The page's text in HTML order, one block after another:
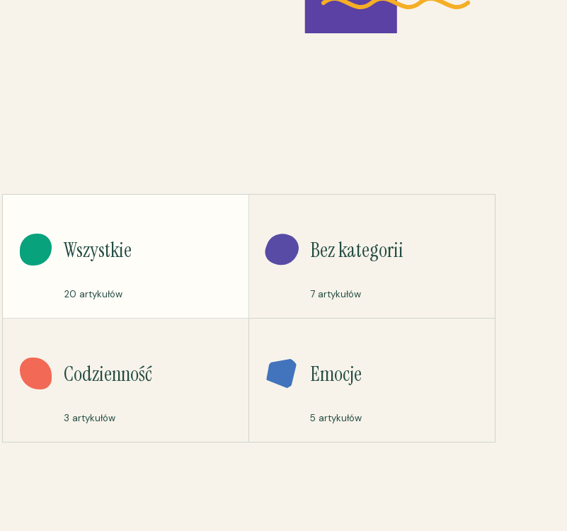
Wszystkie
20 artykułów
Bez kategorii
7 artykułów
Codzienność
3 artykułów
Emocje
5 artykułów